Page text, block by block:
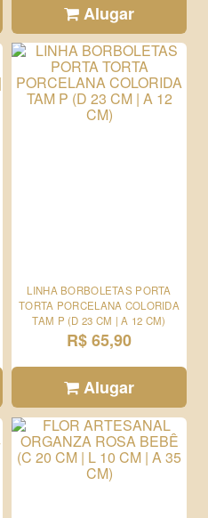
Alugar
LINHA BORBOLETAS PORTA
TORTA PORCELANA COLORIDA
TAM P (D 23 CM | A 12 CM)
R$ 65,90
Alugar